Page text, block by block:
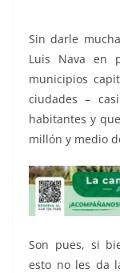
Sin darle
Luis Nava en
municipios
ciudades –
habitantes y
millón y medio
Son pues, si
esto no les da